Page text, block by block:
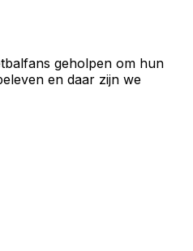
geholpen om hun
en daar zijn we